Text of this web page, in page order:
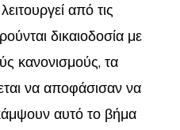
από τις
δικαιοδοσία με
κανονισμούς, τα
να αποφάσισαν να
αυτό το βήμα